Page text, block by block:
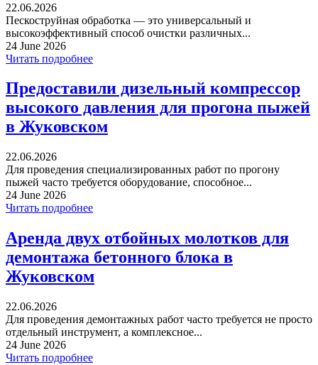
22.06.2026
Пескоструйная обработка — это универсальный и
высокоэффективный способ очистки различных...
24 June 2026
Читать подробнее
Предоставили дизельный компрессор
высокого давления для прогона пыжей
в Жуковском
22.06.2026
Для проведения специализированных работ по прогону
пыжей часто требуется оборудование, способное...
24 June 2026
Читать подробнее
Аренда двух отбойных молотков для
демонтажа бетонного блока в
Жуковском
22.06.2026
Для проведения демонтажных работ часто требуется не просто
отдельный инструмент, а комплексное...
24 June 2026
Читать подробнее